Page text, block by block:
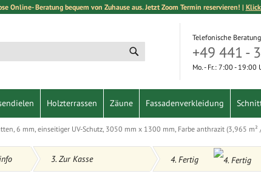
Online- Beratung bequem von Zuhause aus. Jetzt Zoom Termin reservieren! |
Telefonische
+49 441 -
Mo. - Fr.: 7:00 - 19:00
Holzterrassen Zäune Fassadenverkleidung
6 mm, einseitiger UV-Schutz, 3050 mm x 1300 mm, Farbe anthrazit (3,965 m²
3. Zur Kasse 4. Fertig